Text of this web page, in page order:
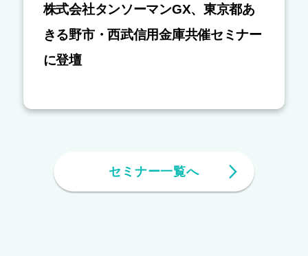
株式会社タンソーマンGX、東京都あ
きる野市・西武信用金庫共催セミナー
に登壇
セミナー一覧へ